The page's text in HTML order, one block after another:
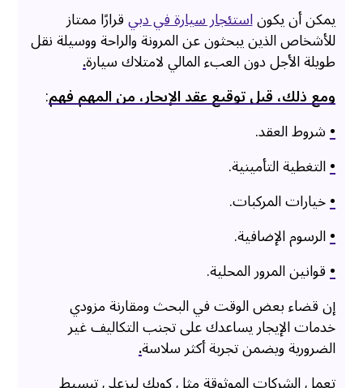
يمكن أن يكوناستئجار سيارة في دبيقرارًا ممتاز
للأشخاص الذين يبحثون عن المرونة والراحة ووسيلة نقل
طويلة الأجل دون العبء المالي لامتلاك سيارة.
ومع ذلك، قبل توقيع عقد الإيجار، من المهم فهم:
•شروط العقد.
•التغطية التأمينية.
•خيارات المركبات.
•الرسوم الإضافية.
•قوانين المرور المحلية.
إن قضاء بعض الوقت في البحث ومقارنة مزودي
خدمات الإيجار يساعدك على تجنب التكاليف غير
الضرورية ويضمن تجربة أكثر سلاسة.